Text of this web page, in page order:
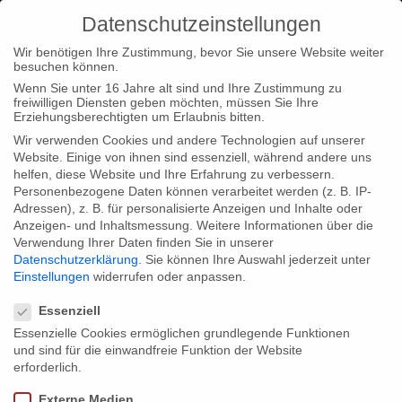
Home Typ|News Screening von “Blutige Handys”
Screening von “Blutige Handys”
Der Verein la tienda e.V. zeigt im Rahmen der
Menschenrechtsveranstaltungsreihe am 27. Oktober 2011
unseren Film “Blutige Handys”. Im Anschluss wird es eine
Diskussionsrunde geben.
Datenschutzeinstellungen
Wir benötigen Ihre Zustimmung, bevor Sie unsere Website weiter
besuchen können.
Wenn Sie unter 16 Jahre alt sind und Ihre Zustimmung zu
freiwilligen Diensten geben möchten, müssen Sie Ihre
Erziehungsberechtigten um Erlaubnis bitten.
Wir verwenden Cookies und andere Technologien auf unserer
Website. Einige von ihnen sind essenziell, während andere uns
helfen, diese Website und Ihre Erfahrung zu verbessern.
Personenbezogene Daten können verarbeitet werden (z. B. IP-
Adressen), z. B. für personalisierte Anzeigen und Inhalte oder
Anzeigen- und Inhaltsmessung. Weitere Informationen über die
Verwendung Ihrer Daten finden Sie in unserer
Datenschutzerklärung
Sie können Ihre Auswahl jederzeit unter
Einstellungen widerrufen oder anpassen.
Essenziell
Essenzielle Cookies ermöglichen grundlegende Funktionen
und sind für die einwandfreie Funktion der Website
erforderlich.